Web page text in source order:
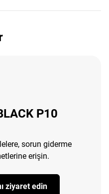
P10
sorun giderme
erişin.
ziyaret edin